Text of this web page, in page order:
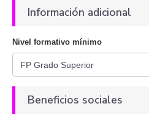
Información adicional
Nivel formativo mínimo
Beneficios sociales